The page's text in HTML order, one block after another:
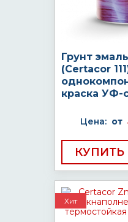
Грунт
(Certacor
краска УФ-
Цена: от
КУПИТЬ
Хит